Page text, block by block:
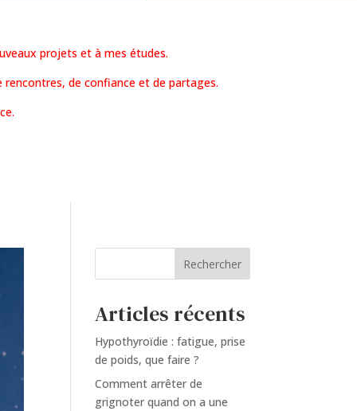
projets et à mes études.
de confiance et de partages.
Rechercher
Articles récents
Hypothyroïdie : fatigue, prise
de poids, que faire ?
Comment arrêter de
grignoter quand on a une